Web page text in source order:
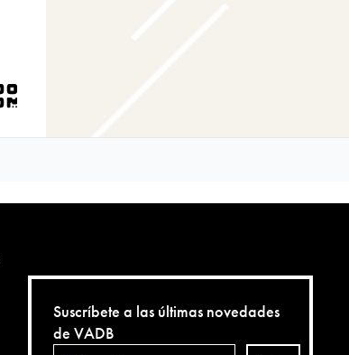
Suscríbete a las últimas novedades
de VADB